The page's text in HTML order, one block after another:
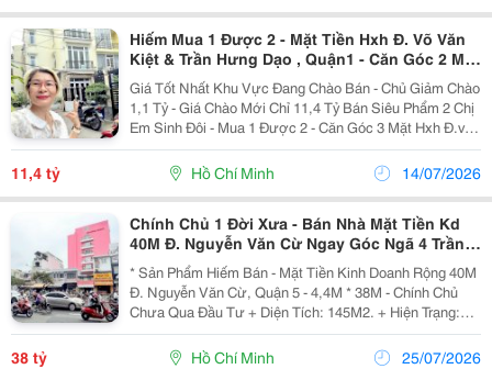
Hiếm Mua 1 Được 2 - Mặt Tiền Hxh Đ. Võ Văn
Kiệt & Trần Hưng Dạo , Quận1 - Căn Góc 2 Mặt
Tiền View Thoáng Mát * Liên Hệ Giang Giang:
Giá Tốt Nhất Khu Vực Đang Chào Bán - Chủ Giảm Chào
1,1 Tỷ - Giá Chào Mới Chỉ 11,4 Tỷ Bán Siêu Phẩm 2 Chị
Em Sinh Đôi - Mua 1 Được 2 - Căn Góc 3 Mặt Hxh Đ.võ
Văn Kiệt &Amp; Trần Hưng Đạo, Quận 1 - Ngang Lớn
Đẹp 7M * 11M ✨Diện Tích: 47/74M2. ✨Kết...
11,4 tỷ Hồ Chí Minh 14/07/2026
Chính Chủ 1 Đời Xưa - Bán Nhà Mặt Tiền Kd
40M Đ. Nguyễn Văn Cừ Ngay Góc Ngã 4 Trần
Hưng Đạo, Quận 1 - 4,4M * 38M - Chỉ 38T
* Sản Phẩm Hiếm Bán - Mặt Tiền Kinh Doanh Rộng 40M
Đ. Nguyễn Văn Cừ, Quận 5 - 4,4M * 38M - Chính Chủ
Chưa Qua Đầu Tư + Diện Tích: 145M2. + Hiện Trạng:
Nhà 3 Tầng. + Khu Vực Được Xây Dựng: 1 Hầm, 1 Trệt,
1 Lửng, 6 Tầng Sân Thượng. + Ngay Góc Trần...
38 tỷ Hồ Chí Minh 25/07/2026